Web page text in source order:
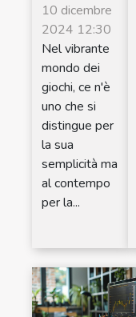
10 dicembre
2024 12:30
Nel vibrante
mondo dei
giochi, ce n'è
uno che si
distingue per
la sua
semplicità ma
al contempo
per la...